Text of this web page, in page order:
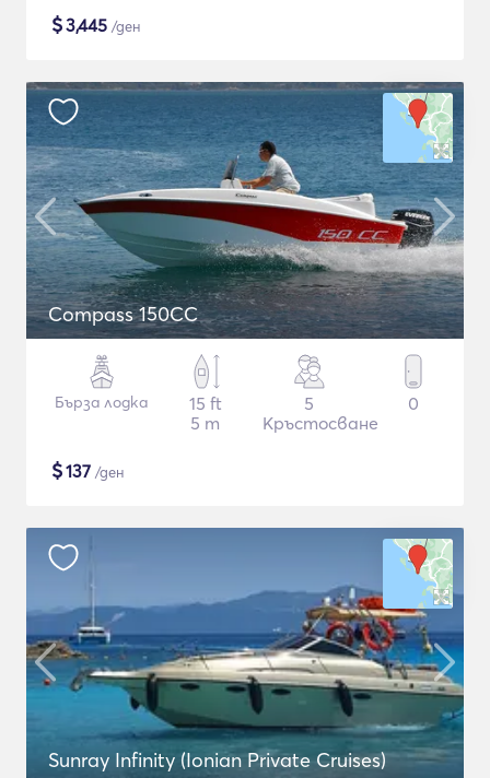
$3,445 /ден
Compass 150CC
Бърза лодка
15 ft
5 m
5
Кръстосване
0
$137 /ден
Sunray Infinity (Ionian Private Cruises)